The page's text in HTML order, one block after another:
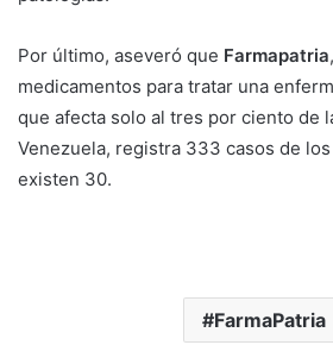
Por último, aseveró que Farmapatria
medicamentos para tratar una
que afecta solo al tres por ciento de
Venezuela, registra 333 casos de los
existen 30.
FarmaPatria